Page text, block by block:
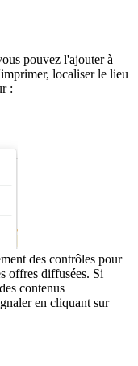
pouvez l'ajouter à
localiser le lieu
:
des contrôles pour
offres diffusées. Si
contenus
en cliquant sur